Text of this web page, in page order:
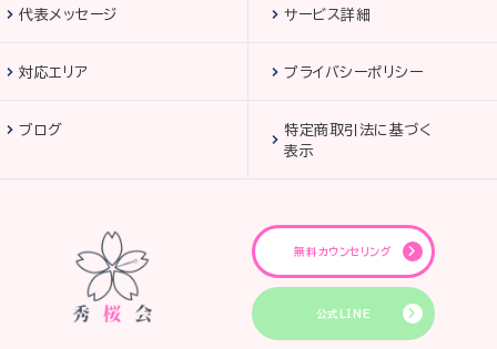
代表メッセージ サービス詳細
対応エリア プライバシーポリシー
ブログ
特定商取引法に基づく
表示
無料カウンセリング
公式LINE